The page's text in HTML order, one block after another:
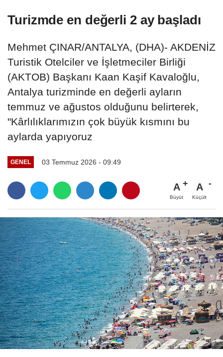
Turizmde en değerli 2 ay başladı
Mehmet ÇINAR/ANTALYA, (DHA)- AKDENİZ
Turistik Otelciler ve İşletmeciler Birliği
(AKTOB) Başkanı Kaan Kaşif Kavaloğlu,
Antalya turizminde en değerli ayların
temmuz ve ağustos olduğunu belirterek,
"Kârlılıklarımızın çok büyük kısmını bu
aylarda yapıyoruz
GENEL 03 Temmuz 2026 - 09:49
A
Büyüt
A
Küçült